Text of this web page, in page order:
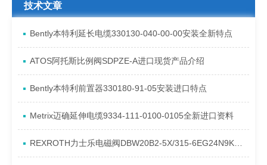
技术文章
Bently本特利延长电缆330130-040-00-00安装全新特点
ATOS阿托斯比例阀SDPZE-A进口现货产品介绍
​Bently本特利前置器330180-91-05安装进口特点
Metrix迈确延伸电缆9334-111-0100-0105全新进口资料
REXROTH力士乐电磁阀DBW20B2-5X/315-6EG24N9K4到货进口资料